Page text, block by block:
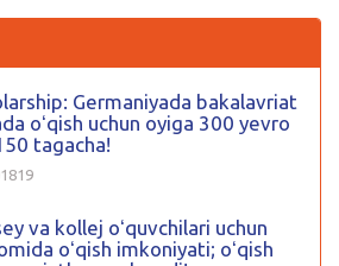
Germaniyada bakalavriat
oʻqish uchun oyiga 300 yevro
tagacha!
va kollej oʻquvchilari uchun
oʻqish imkoniyati; oʻqish